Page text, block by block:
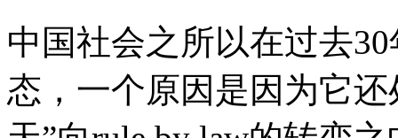
中国社会之所以在过去
态，一个原因是因为它